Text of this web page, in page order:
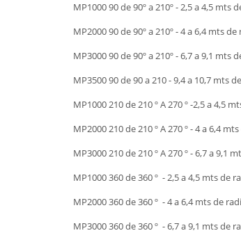
MP1000 90 de 90º a 210º - 2,5 a 4,5
MP2000 90 de 90º a 210º - 4 a 6,4 mts de
MP3000 90 de 90º a 210º - 6,7 a 9,1
MP3500 90 de 90 a 210 - 9,4 a 10,7 mts
MP1000 210 de 210 º A 270 º -2,5 a
MP2000 210 de 210 º A 270 º - 4 a 6,4
MP3000 210 de 210 º A 270 º - 6,7 a
MP1000 360 de 360 º - 2,5 a 4,5 mts
MP2000 360 de 360 º - 4 a 6,4 mts
MP3000 360 de 360 º - 6,7 a 9,1 mts de